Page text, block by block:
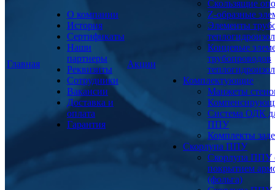
Главная
О компании
История
Сертификаты
Наши
партнеры
Реквизиты
Сотрудники
Вакансии
Доставка и
оплата
Гарантия
Акции
Скользящие
Z-образные
Элементы
Концевые
трубопроводов
Комплектующие
Манжеты
Система ОДК
ППУ
Комплекты
Скорлупа ППУ
Скорлупа ППУ
покрытием
(фольга)